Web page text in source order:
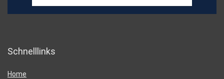
Schnelllinks
Home